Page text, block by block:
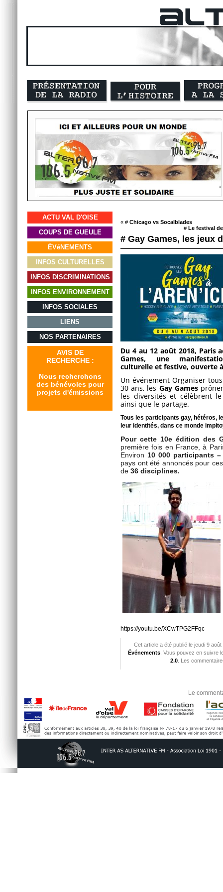
ACTU VAL D'OISE
COUPS DE GUEULE
ÉVéNEMENTS
INFOS CULTURELLES
INFOS DISCRIMINATIONS
INFOS ENVIRONNEMENT
INFOS SOCIALES
LIENS
NOS PARTENAIRES
AVIS DE
RECHERCHE :
Nous recherchons
des bénévoles pour
projets d'émissions
« # Chicago vs Socalblades
# Le festival
# Gay Games, les jeux
Du 4 au 12 août 2018, Paris
Games, une
culturelle et festive, ouverte
Un événement Organiser
30 ans, les Gay Games
les diversités et célèbrent
ainsi que le partage.
Tous les participants gay, hétéros,
leur identités, dans ce monde
Pour cette 10e édition des
première fois en France, à
Environ 10 000 participants
pays ont été annoncés pour
de 36 disciplines.
https://youtu.be/XCwTPG2FFqc
Cet article a été publié le jeudi 9
Événements . Vous pouvez en suivre
2.0 . Les
Le